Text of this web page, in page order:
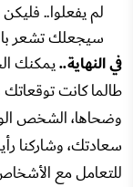
لم يفعلوا..
سيجعلك تشعر
في النهاية..يمكنك
طالما كانت توقعاتك
وضحاها، الشخص
سعادتك، وشاركنا
للتعامل مع